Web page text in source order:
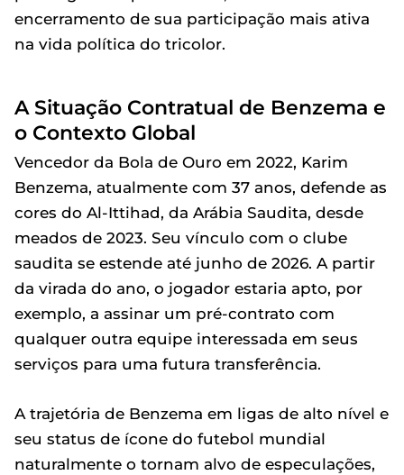
encerramento de sua participação mais ativa
na vida política do tricolor.
A Situação Contratual de Benzema e
o Contexto Global
Vencedor da Bola de Ouro em 2022, Karim
Benzema, atualmente com 37 anos, defende as
cores do Al-Ittihad, da Arábia Saudita, desde
meados de 2023. Seu vínculo com o clube
saudita se estende até junho de 2026. A partir
da virada do ano, o jogador estaria apto, por
exemplo, a assinar um pré-contrato com
qualquer outra equipe interessada em seus
serviços para uma futura transferência.
A trajetória de Benzema em ligas de alto nível e
seu status de ícone do futebol mundial
naturalmente o tornam alvo de especulações,